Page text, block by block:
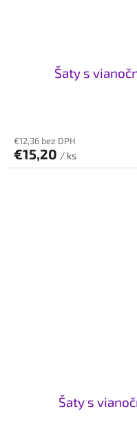
Šaty s
€12,36 bez DPH
€15,20 / ks
Šaty s